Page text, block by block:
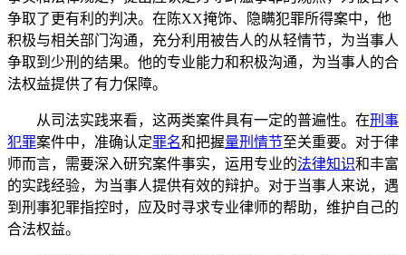
争取了更有利的判决。在陈XX掩饰、隐瞒犯罪所得案中，他
积极与相关部门沟通，充分利用被告人的从轻情节，为当事人
争取到少刑的结果。他的专业能力和积极沟通，为当事人的合
法权益提供了有力保障。
从司法实践来看，这两类案件具有一定的普遍性。在刑事
犯罪案件中，准确认定罪名和把握量刑情节至关重要。对于律
师而言，需要深入研究案件事实，运用专业的法律知识和丰富
的实践经验，为当事人提供有效的辩护。对于当事人来说，遇
到刑事犯罪指控时，应及时寻求专业律师的帮助，维护自己的
合法权益。